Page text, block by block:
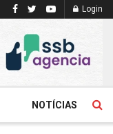
Login
NOTÍCIAS